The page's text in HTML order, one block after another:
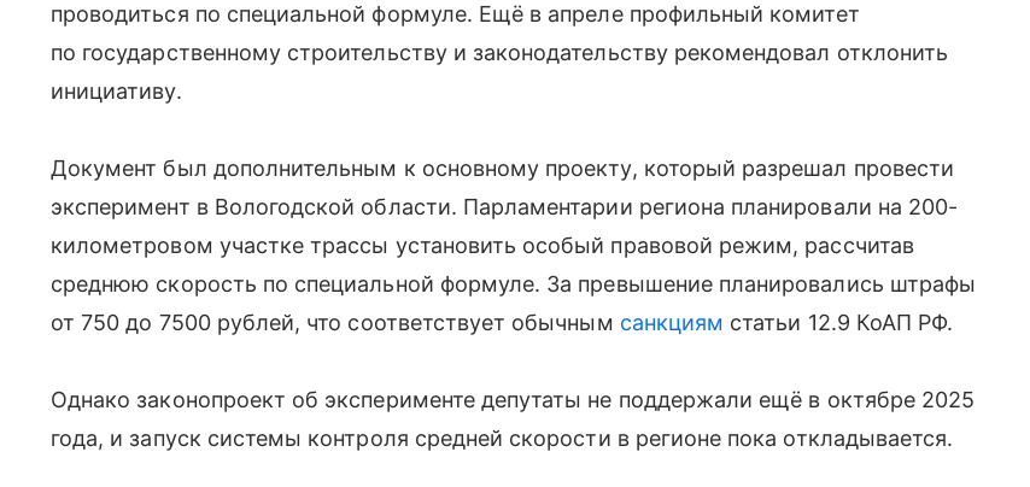
проводиться по специальной формуле. Ещё в апреле профильный комитет
по государственному строительству и законодательству рекомендовал отклонить
инициативу.
Документ был дополнительным к основному проекту, который разрешал провести
эксперимент в Вологодской области. Парламентарии региона планировали на 200-
километровом участке трассы установить особый правовой режим, рассчитав
среднюю скорость по специальной формуле. За превышение планировались штрафы
от 750 до 7500 рублей, что соответствует обычным санкциям статьи 12.9 КоАП РФ.
Однако законопроект об эксперименте депутаты не поддержали ещё в октябре 2025
года, и запуск системы контроля средней скорости в регионе пока откладывается.